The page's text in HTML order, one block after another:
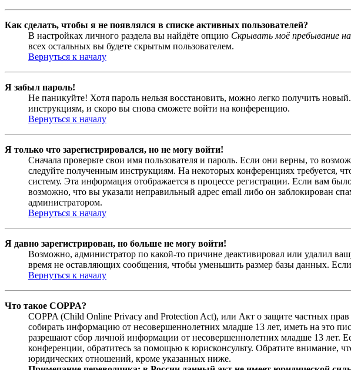
Как сделать, чтобы я не появлялся в списке активных пользователей?
В настройках личного раздела вы найдёте опцию Скрывать моё пребывание
всех остальных вы будете скрытым пользователем.
Вернуться к началу
Я забыл пароль!
Не паникуйте! Хотя пароль нельзя восстановить, можно легко получить
инструкциям, и скоро вы снова сможете войти на конференцию.
Вернуться к началу
Я только что зарегистрировался, но не могу войти!
Сначала проверьте свои имя пользователя и пароль. Если они верны, то
следуйте полученным инструкциям. На некоторых конференциях требуется,
систему. Эта информация отображается в процессе регистрации. Если вам
возможно, что вы указали неправильный адрес email либо он заблокирован
администратором.
Вернуться к началу
Я давно зарегистрирован, но больше не могу войти!
Возможно, администратор по какой-то причине деактивировал или удалил
время не оставляющих сообщения, чтобы уменьшить размер базы данных. Если
Вернуться к началу
Что такое COPPA?
COPPA (Child Online Privacy and Protection Act), или Акт о защите частных
собирать информацию от несовершеннолетних младше 13 лет, иметь на это
разрешают сбор личной информации от несовершеннолетних младше 13 лет.
конференции, обратитесь за помощью к юрисконсульту. Обратите внимание,
юридических отношений, кроме указанных ниже.